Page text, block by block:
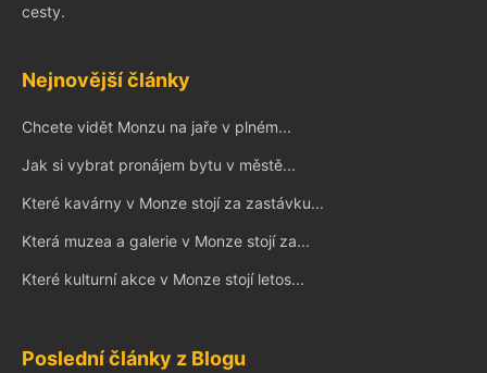
cesty.
Nejnovější články
Chcete vidět Monzu na jaře v plném...
Jak si vybrat pronájem bytu v městě...
Které kavárny v Monze stojí za zastávku...
Která muzea a galerie v Monze stojí za...
Které kulturní akce v Monze stojí letos...
Poslední články z Blogu